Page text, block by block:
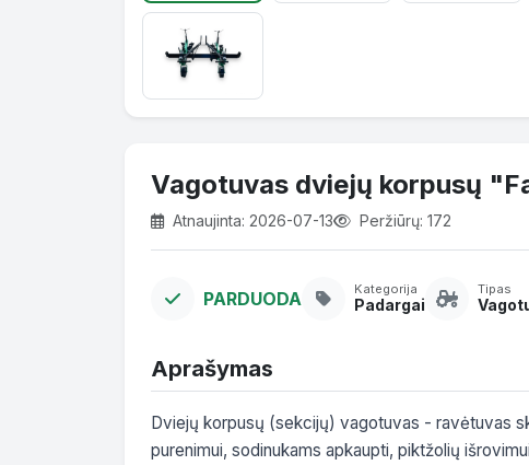
Vagotuvas dviejų korpusų
Atnaujinta: 2026-07-13 Peržiūrų: 172
PARDUODA Kategorija
Padargai
Tipas
Aprašymas
Dviejų korpusų (sekcijų) vagotuvas - ravėtuvas
purenimui, sodinukams apkaupti, piktžolių